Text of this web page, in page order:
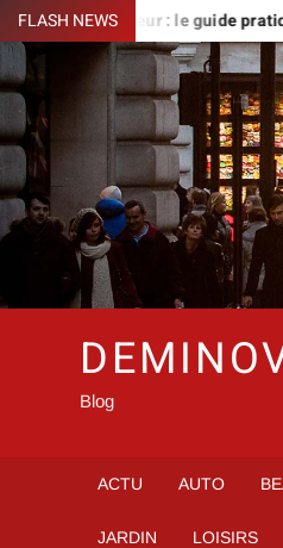
Skip
to
content
FLASH NEWS: le guide pratique de
Blog
ACTU AUTO
JARDIN LOISIRS